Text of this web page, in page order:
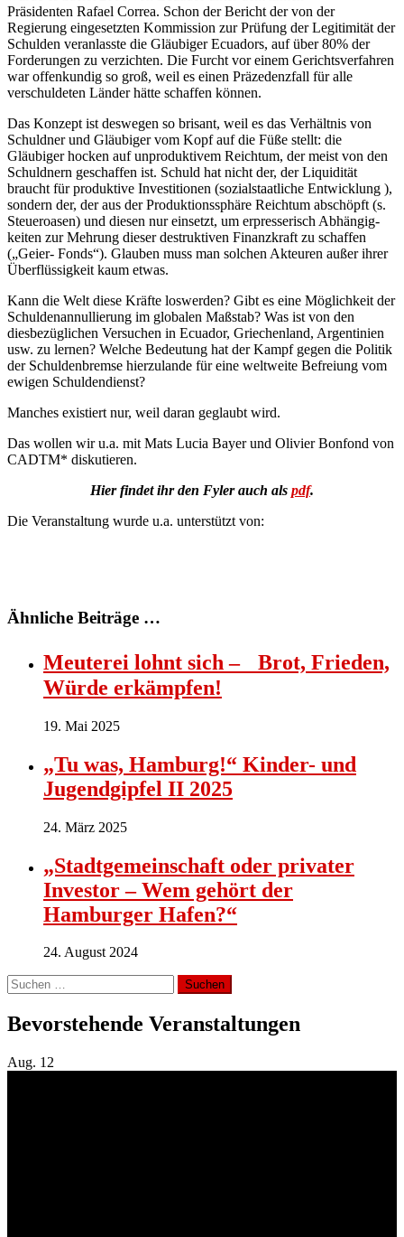
Präsidenten Rafael Correa. Schon der Bericht der von der
Regierung eingesetzten Kommission zur Prüfung der Legitimität der
Schulden veranlasste die Gläubiger Ecuadors, auf über 80% der
Forderungen zu verzichten. Die Furcht vor einem Gerichtsverfahren
war offenkundig so groß, weil es einen Präzedenzfall für alle
verschuldeten Länder hätte schaffen können.
Das Konzept ist deswegen so brisant, weil es das Verhältnis von
Schuldner und Gläubiger vom Kopf auf die Füße stellt: die
Gläubiger hocken auf unproduktivem Reichtum, der meist von den
Schuldnern geschaffen ist. Schuld hat nicht der, der Liquidität
braucht für produktive Investitionen (sozialstaatliche Entwicklung ),
sondern der, der aus der Produktionssphäre Reichtum abschöpft (s.
Steueroasen) und diesen nur einsetzt, um erpresserisch Abhängig-
keiten zur Mehrung dieser destruktiven Finanzkraft zu schaffen
(„Geier- Fonds“). Glauben muss man solchen Akteuren außer ihrer
Überflüssigkeit kaum etwas.
Kann die Welt diese Kräfte loswerden? Gibt es eine Möglichkeit der
Schuldenannullierung im globalen Maßstab? Was ist von den
diesbezüglichen Versuchen in Ecuador, Griechenland, Argentinien
usw. zu lernen? Welche Bedeutung hat der Kampf gegen die Politik
der Schuldenbremse hierzulande für eine weltweite Befreiung vom
ewigen Schuldendienst?
Manches existiert nur, weil daran geglaubt wird.
Das wollen wir u.a. mit Mats Lucia Bayer und Olivier Bonfond von
CADTM* diskutieren.
Hier findet ihr den Fyler auch als pdf.
Die Veranstaltung wurde u.a. unterstützt von:
Ähnliche Beiträge …
Meuterei lohnt sich – Brot, Frieden,
Würde erkämpfen!
19. Mai 2025
„Tu was, Hamburg!“ Kinder- und
Jugendgipfel II 2025
24. März 2025
„Stadtgemeinschaft oder privater
Investor – Wem gehört der
Hamburger Hafen?“
24. August 2024
Suchen
nach:
Bevorstehende Veranstaltungen
Aug. 12